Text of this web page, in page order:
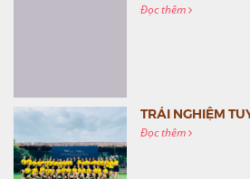
Đọc thêm
Đọc thêm